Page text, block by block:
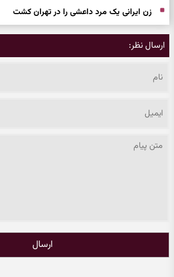
زن ایرانی یک مرد داعشی را در تهران کشت
ارسال نظر:
ارسال